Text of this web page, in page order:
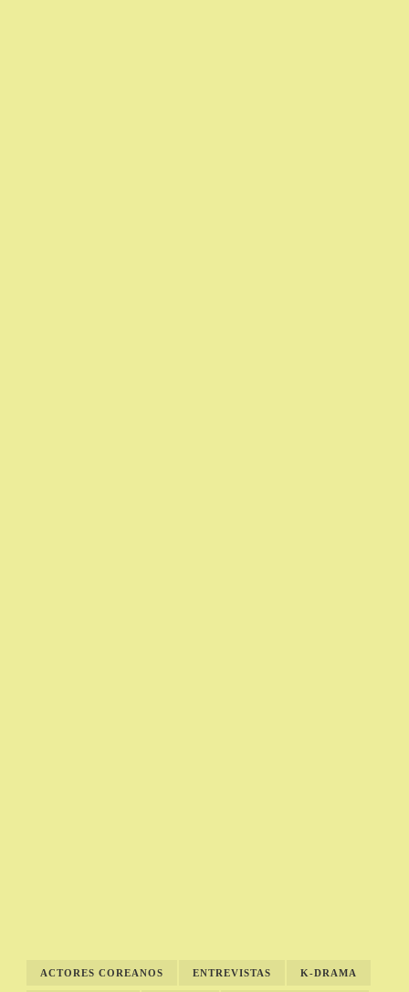
ACTORES COREANOS ENTREVISTAS K-DRAMA